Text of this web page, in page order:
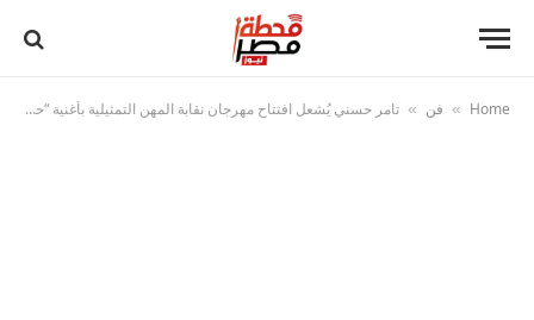
Home
» فن » تامر حسني يُشعل افتتاح مهرجان نقابة المهن التمثيلية بأغنية “حكاية مسرح”